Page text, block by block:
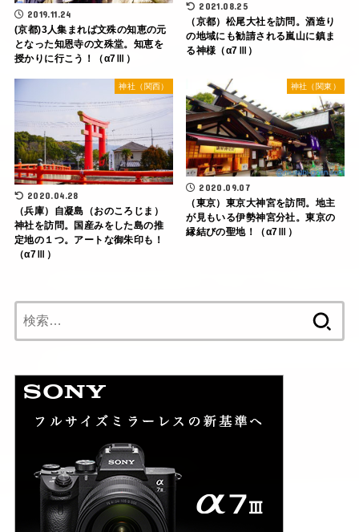
2019.11.24
(京都)3人集まれば文殊の知恵の元
となった知恩寺の文殊堂。知恵を
授かりに行こう！（α7Ⅲ）
2021.08.25
（京都）松尾大社を訪問。酒造り
の地域にも勧請される嵐山に鎮ま
る神様（α7Ⅲ）
神社（関西）
2020.04.28
（兵庫）自凝島（おのころじま）
神社を訪問。国産みをした島の推
定地の１つ。アートな御朱印も！
（α7Ⅲ）
神社（関東）
2020.09.07
（東京）東京大神宮を訪問。地主
が見もいる伊勢神宮分社。東京の
縁結びの聖地！（α7Ⅲ）
索: